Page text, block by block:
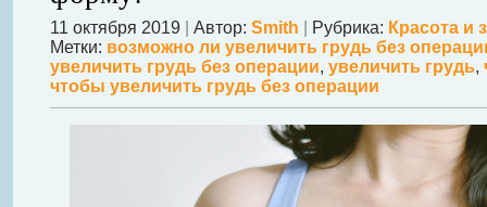
11 октября 2019 Автор: Smith Рубрика: Красота и
Метки: возможно ли увеличить грудь без
увеличить грудь без операции, увеличить грудь,
чтобы увеличить грудь без операции